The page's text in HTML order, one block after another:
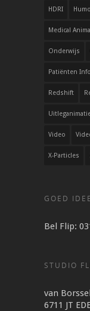
HDRI
Medical
Onderwijs
Patiënten
Redshift
Video
X-Particles
GOED
Bel Flip:
STUDIO
van
6711 JT